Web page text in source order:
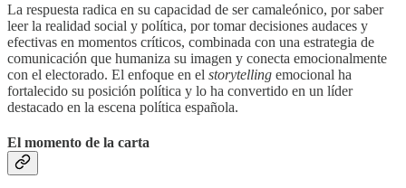
La respuesta radica en su capacidad de ser camaleónico, por saber
leer la realidad social y política, por tomar decisiones audaces y
efectivas en momentos críticos, combinada con una estrategia de
comunicación que humaniza su imagen y conecta emocionalmente
con el electorado. El enfoque en el storytelling emocional ha
fortalecido su posición política y lo ha convertido en un líder
destacado en la escena política española.
El momento de la carta